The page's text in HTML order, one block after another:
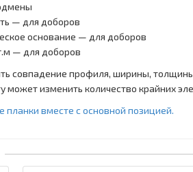
— для доборов
основание — для доборов
— для доборов
совпадение профиля, ширины,
может изменить количество крайних
вместе с основной позицией.